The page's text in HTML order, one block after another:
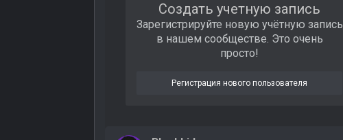
Создать учетную запись
Зарегистрируйте новую учётную запись
в нашем сообществе. Это очень
просто!
Регистрация нового пользователя